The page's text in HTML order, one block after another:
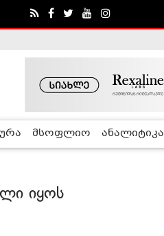
მსოფლიო ანალიტიკა
იყოს